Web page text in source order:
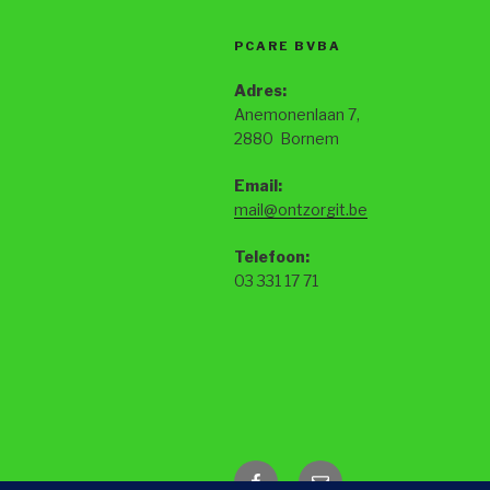
PCARE BVBA
Adres:
Anemonenlaan 7,
2880 Bornem
Email:
mail@ontzorgit.be
Telefoon:
03 331 17 71
FacebookEmail